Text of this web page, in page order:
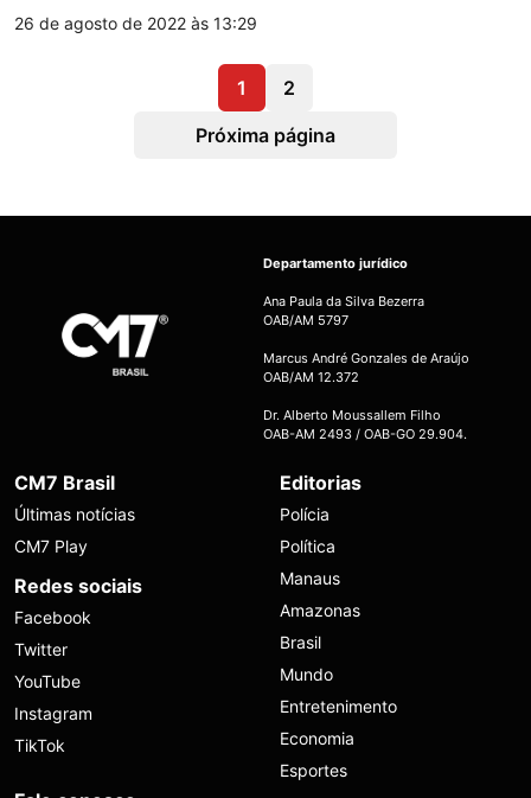
26 de agosto de 2022 às 13:29
1
2
Próxima página
Departamento jurídico
Ana Paula da Silva Bezerra
OAB/AM 5797
Marcus André Gonzales de Araújo
OAB/AM 12.372
Dr. Alberto Moussallem Filho
OAB-AM 2493 / OAB-GO 29.904.
CM7 Brasil
Últimas notícias
CM7 Play
Redes sociais
Facebook
Twitter
YouTube
Instagram
TikTok
Editorias
Polícia
Política
Manaus
Amazonas
Brasil
Mundo
Entretenimento
Economia
Esportes